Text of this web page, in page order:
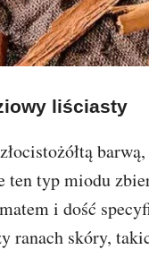
liściasty
ten typ miodu
i dość
ranach skóry,